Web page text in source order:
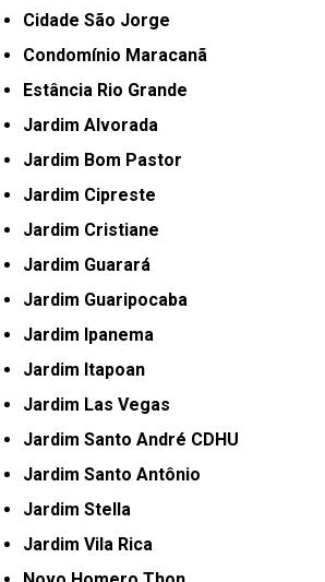
Cidade São Jorge
Condomínio Maracanã
Estância Rio Grande
Jardim Alvorada
Jardim Bom Pastor
Jardim Cipreste
Jardim Cristiane
Jardim Guarará
Jardim Guaripocaba
Jardim Ipanema
Jardim Itapoan
Jardim Las Vegas
Jardim Santo André CDHU
Jardim Santo Antônio
Jardim Stella
Jardim Vila Rica